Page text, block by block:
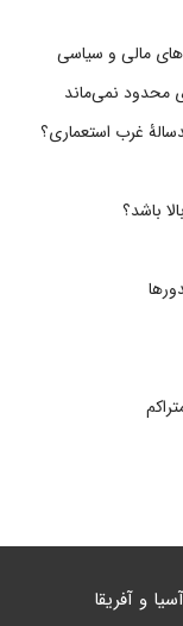
مالی و سیاسی
محدود نمی‌ماند
غرب استعماری؟
باشد؟
آسیا و آفریقا